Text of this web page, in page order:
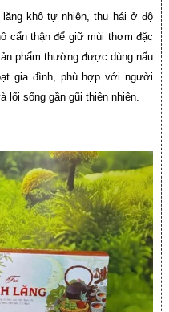
khô tự nhiên, thu hái ở độ
cẩn thận để giữ mùi thơm đặc
phẩm thường được dùng nấu
gia đình, phù hợp với người
lối sống gần gũi thiên nhiên.